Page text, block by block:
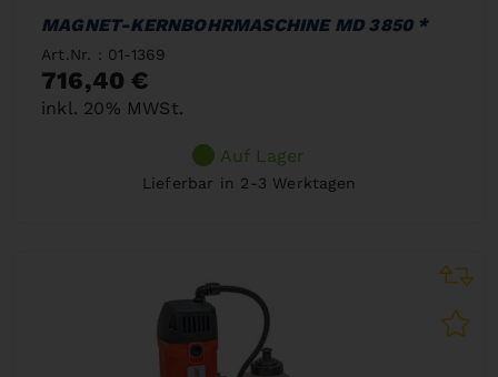
MAGNET-KERNBOHRMASCHINE MD 3850 *
Art.Nr. : 01-1369
716,40 €
inkl. 20% MWSt.
Auf Lager
Lieferbar in 2-3 Werktagen